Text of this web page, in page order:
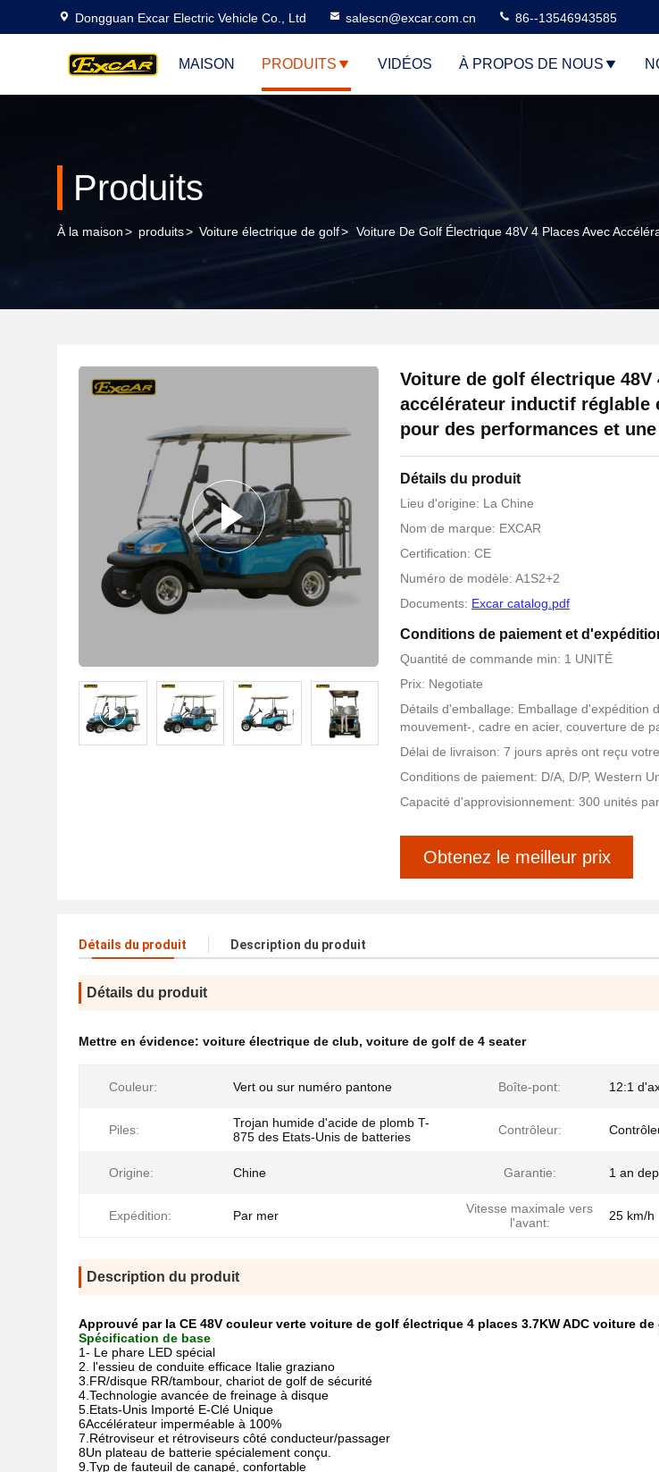
Dongguan Excar Electric Vehicle Co., Ltd salescn@excar.com.cn 86--13546943585
MAISON PRODUITS VIDÉOS À PROPOS DE NOUS
Produits
À la maison> produits> Voiture électrique de golf> Voiture De Golf Électrique 48V 4 Places Avec
Voiture de golf électrique 48V
accélérateur inductif réglable
pour des performances et
Détails du produit
Lieu d'origine: La Chine
Nom de marque: EXCAR
Certification: CE
Numéro de modèle: A1S2+2
Documents: Excar catalog.pdf
Conditions de paiement et
Quantité de commande min: 1 UNITÉ
Prix: Negotiate
Détails d'emballage: Emballage d'expédition
mouvement-, cadre en acier, couverture de
Délai de livraison: 7 jours après ont reçu
Conditions de paiement: D/A, D/P, Western
Capacité d'approvisionnement: 300 unités
Obtenez le meilleur prix
Détails du produit Description du produit
Détails du produit
Mettre en évidence: voiture électrique de club, voiture de golf de 4 seater
Couleur: Vert ou sur numéro pantone Boîte-pont: 12:1
Piles:
Trojan humide d'acide de plomb T-
875 des Etats-Unis de batteries
Contrôleur:
Origine: Chine Garantie: 1 an
Expédition: Par mer
Vitesse maximale vers
l'avant:
25 km/h
Description du produit
Approuvé par la CE 48V couleur verte voiture de golf électrique 4 places 3.7KW ADC voiture
Spécification de base
1- Le phare LED spécial
2. l'essieu de conduite efficace Italie graziano
3.FR/disque RR/tambour, chariot de golf de sécurité
4.Technologie avancée de freinage à disque
5.Etats-Unis Importé E-Clé Unique
6Accélérateur imperméable à 100%
7.Rétroviseur et rétroviseurs côté conducteur/passager
8Un plateau de batterie spécialement conçu.
9.Typ de fauteuil de canapé, confortable